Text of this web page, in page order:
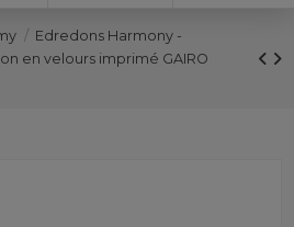
Edredons Harmony -
en velours imprimé GAIRO